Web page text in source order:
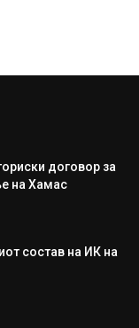
договор за
на Хамас
состав на ИК на